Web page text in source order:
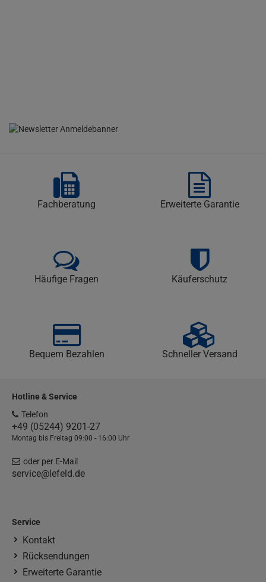
Fachberatung Erweiterte Garantie
Häufige Fragen Käuferschutz
Bequem Bezahlen Schneller Versand
Hotline & Service
Telefon
+49 (05244) 9201-27
Montag bis Freitag 09:00 - 16:00 Uhr
oder per E-Mail
service@lefeld.de
Service
Kontakt
Rücksendungen
Erweiterte Garantie